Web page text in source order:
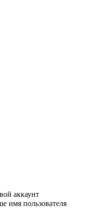
аккаунт
имя пользователя